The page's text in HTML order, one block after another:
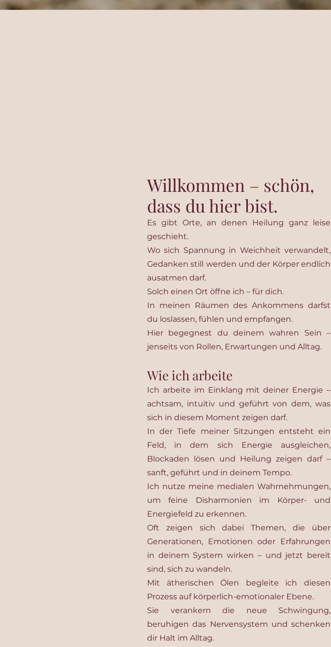
Willkommen – schön,
dass du hier bist.
Es gibt Orte, an denen Heilung ganz leise
geschieht.
Wo sich Spannung in Weichheit verwandelt,
Gedanken still werden und der Körper endlich
ausatmen darf.
Solch einen Ort öffne ich – für dich.
In meinen Räumen des Ankommens darfst
du loslassen, fühlen und empfangen.
Hier begegnest du deinem wahren Sein –
jenseits von Rollen, Erwartungen und Alltag.
Wie ich arbeite
Ich arbeite im Einklang mit deiner Energie –
achtsam, intuitiv und geführt von dem, was
sich in diesem Moment zeigen darf.
In der Tiefe meiner Sitzungen entsteht ein
Feld, in dem sich Energie ausgleichen,
Blockaden lösen und Heilung zeigen darf –
sanft, geführt und in deinem Tempo.
Ich nutze meine medialen Wahrnehmungen,
um feine Disharmonien im Körper- und
Energiefeld zu erkennen.
Oft zeigen sich dabei Themen, die über
Generationen, Emotionen oder Erfahrungen
in deinem System wirken – und jetzt bereit
sind, sich zu wandeln.
Mit ätherischen Ölen begleite ich diesen
Prozess auf körperlich-emotionaler Ebene.
Sie verankern die neue Schwingung,
beruhigen das Nervensystem und schenken
dir Halt im Alltag.